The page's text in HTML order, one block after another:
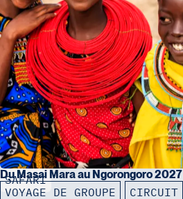
SAFARI
Du Masai Mara au Ngorongoro 2027
VOYAGE DE GROUPE CIRCUIT